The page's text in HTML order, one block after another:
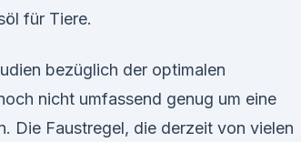
für Tiere.
bezüglich der optimalen
nicht umfassend genug um eine
Die Faustregel, die derzeit von vielen